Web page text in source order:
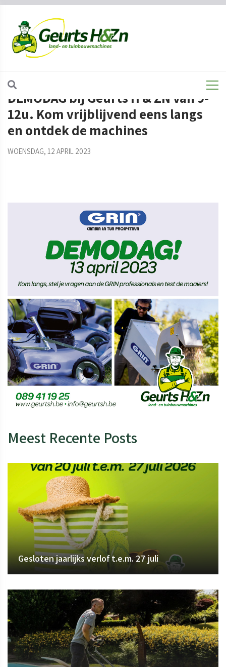
Morgen donderdag 13 april GRIN
DEMODAG bij Geurts H & ZN van 9-
12u. Kom vrijblijvend eens langs
en ontdek de machines
WOENSDAG, 12 APRIL 2023
Meest Recente Posts
Gesloten jaarlijks verlof t.e.m. 27 juli